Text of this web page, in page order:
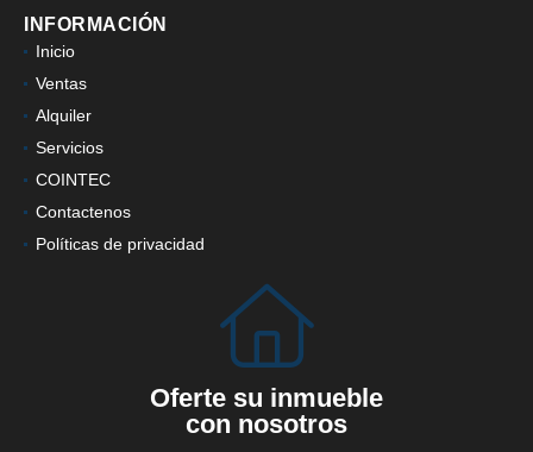
INFORMACIÓN
Inicio
Ventas
Alquiler
Servicios
COINTEC
Contactenos
Políticas de privacidad
Oferte su inmueble
con nosotros